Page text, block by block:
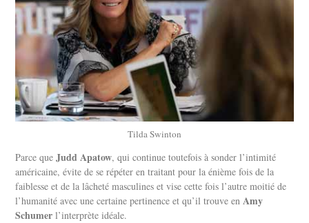
Tilda Swinton
Parce queJudd Apatow, qui continue toutefois à sonder l’intimité
américaine, évite de se répéter en traitant pour la énième fois de la
faiblesse et de la lâcheté masculines et vise cette fois l’autre moitié de
l’humanité avec une certaine pertinence et qu’il trouve en Amy
Schumer l’interprète idéale.